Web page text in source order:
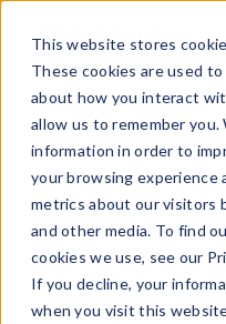
This website stores
These cookies are used
about how you interact
allow us to remember you.
information in order to
your browsing experience
metrics about our visitors
and other media. To find
cookies we use, see our
If you decline, your
when you visit this
6/JAN/
Geração
do
o que as